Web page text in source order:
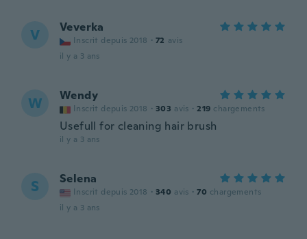
V Veverka
Inscrit depuis 2018 · 72 avis
il y a 3 ans
W Wendy
Inscrit depuis 2018 · 303 avis · 219 chargements
Usefull for cleaning hair brush
il y a 3 ans
S Selena
Inscrit depuis 2018 · 340 avis · 70 chargements
il y a 3 ans